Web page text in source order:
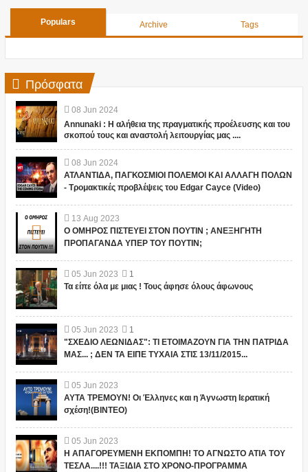
Populars Archive Tags
Πρόσφατα
08 Jun 2024
Annunaki : Η αλήθεια της πραγματικής προέλευσης και του
σκοπού τους και αναστολή λειτουργίας μας ....
08 Jun 2024
ΑΤΛΑΝΤΙΔΑ, ΠΑΓΚΟΣΜΙΟΙ ΠΟΛΕΜΟΙ ΚΑΙ ΑΛΛΑΓΗ ΠΟΛΩΝ
- Τρομακτικές προβλέψεις του Edgar Cayce (Video)
13 Aug 2023
Ο ΟΜΗΡΟΣ ΠΙΣΤΕΥΕΙ ΣΤΟΝ ΠΟΥΤΙΝ ; ΑΝΕΞΗΓΗΤΗ
ΠΡΟΠΑΓΑΝΔΑ ΥΠΕΡ ΤΟΥ ΠΟΥΤΙΝ;
05 Jun 2023
1
Τα είπε όλα με μιας ! Τους άφησε όλους άφωνους
05 Jun 2023
1
"ΣΧΕΔΙΟ ΛΕΩΝΙΔΑΣ": ΤΙ ΕΤΟΙΜΑΖΟΥΝ ΓΙΑ ΤΗΝ ΠΑΤΡΙΔΑ
ΜΑΣ... ; ΔΕΝ ΤΑ ΕΙΠΕ ΤΥΧΑΙΑ ΣΤΙΣ 13/11/2015...
05 Jun 2023
ΑΥΤΑ ΤΡΕΜΟΥΝ! Οι Έλληνες και η Άγνωστη Ιερατική
σχέση!(ΒΙΝΤΕΟ)
05 Jun 2023
Η ΑΠΑΓΟΡΕΥΜΕΝΗ ΕΚΠΟΜΠΗ! ΤΟ ΑΓΝΩΣΤΟ ΑΤΙΑ ΤΟΥ
ΤΕΣΛΑ....!!! ΤΑΞΙΔΙΑ ΣΤΟ ΧΡΟΝΟ-ΠΡΟΓΡΑΜΜΑ